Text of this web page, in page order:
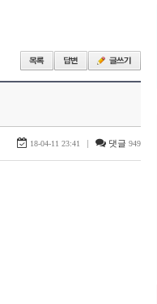
18-04-11 23:41 | 댓글 949